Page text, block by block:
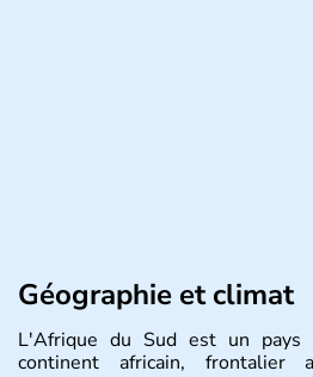
Géographie et climat
L'Afrique du Sud est un
continent africain, frontalier